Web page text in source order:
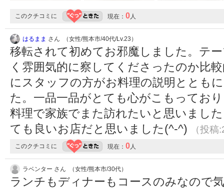
このクチコミに 現在： 0人
はるまま さん （女性/熊本市/40代/Lv.23）
移転されて初めてお邪魔しました。テ
く雰囲気的に察してくださったのか比
にスタッフの方がお料理の説明ととも
た。一品一品がとても心がこもってお
料理で家族でまた訪れたいと思いまし
ても良いお店だと思いました(^-^)
（投
このクチコミに 現在： 0人
ラベンター さん （女性/熊本市/30代）
ランチもディナーもコースのみなので